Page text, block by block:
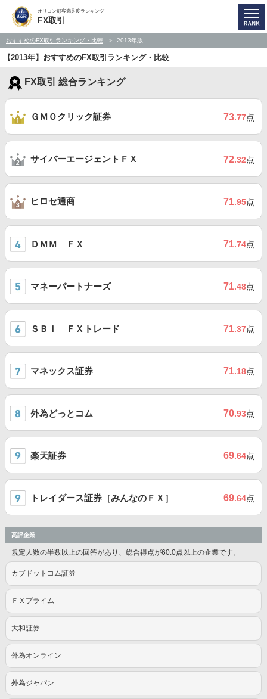
オリコン顧客満足度ランキング
FX取引
おすすめのFX取引ランキング・比較 2013年版
【2013年】おすすめのFX取引ランキング・比較
FX取引 総合ランキング
ＧＭＯクリック証券 73.77点
サイバーエージェントＦＸ 72.32点
ヒロセ通商 71.95点
ＤＭＭ ＦＸ 71.74点
マネーパートナーズ 71.48点
ＳＢＩ ＦＸトレード 71.37点
マネックス証券 71.18点
外為どっとコム 70.93点
楽天証券 69.64点
トレイダース証券［みんなのＦＸ］ 69.64点
高評企業
規定人数の半数以上の回答があり、総合得点が60.0点以上の企業です。
カブドットコム証券
ＦＸプライム
大和証券
外為オンライン
外為ジャパン